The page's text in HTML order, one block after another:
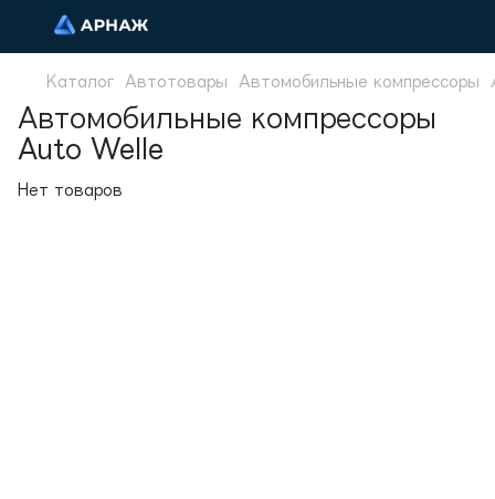
Каталог Автотовары Автомобильные компрессоры
Автомобильные компрессоры
Auto Welle
Нет товаров